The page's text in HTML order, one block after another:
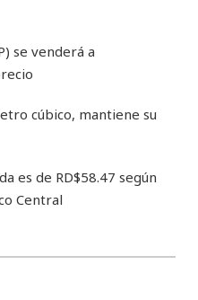
se venderá a
cúbico, mantiene su
es de RD$58.47 según
Central